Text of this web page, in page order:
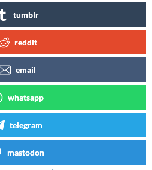
tumblr
reddit
email
whatsapp
telegram
mastodon